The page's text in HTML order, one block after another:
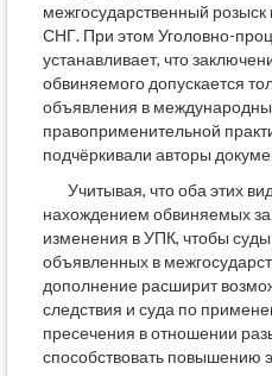
межгосударственный розыск
СНГ. При этом Уголовно-
устанавливает, что
обвиняемого допускается
объявления в
правоприменительной
подчёркивали авторы
Учитывая, что оба этих
нахождением обвиняемых за
изменения в УПК, чтобы
объявленных в
дополнение расширит
следствия и суда по
пресечения в отношении
способствовать повышению